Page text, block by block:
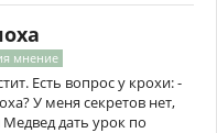
мнение
Есть вопрос у крохи: -
У меня секретов нет,
дать урок по